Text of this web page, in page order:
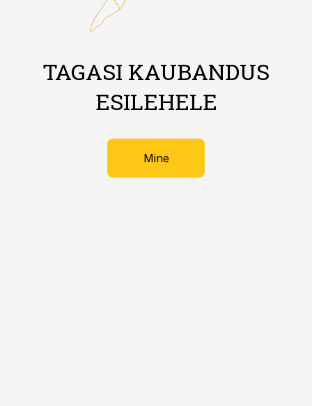
TAGASI KAUBANDUS
ESILEHELE
Mine